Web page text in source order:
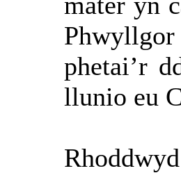
Phwyllgor
phetai’r
llunio eu